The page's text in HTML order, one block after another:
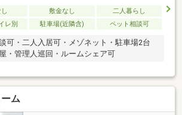
敷金なし
二人暮らし
レ別
駐車場(近隣含) ペット相談可
可・二人入居可・メゾネット・駐車場2台
・管理人巡回・ルームシェア可
ーム